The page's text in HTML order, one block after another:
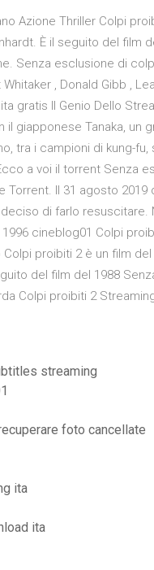
Azione Thriller Colpi
È il seguito del film
Senza esclusione di
, Donald Gibb ,
gratis Il Genio Dello
giapponese Tanaka, un
tra i campioni di kung-
a voi il torrent Senza
Torrent. Il 31 agosto
di farlo
cineblog01 Colpi
proibiti 2 è un film
del film del 1988
Colpi proibiti 2
streaming
foto cancellate
ita
ita